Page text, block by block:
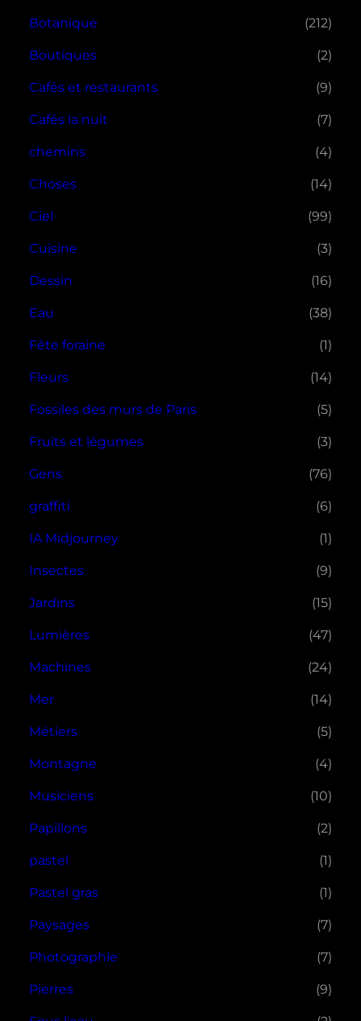
Botanique (212)
Boutiques (2)
Cafés et restaurants (9)
Cafés la nuit (7)
chemins (4)
Choses (14)
Ciel (99)
Cuisine (3)
Dessin (16)
Eau (38)
Fête foraine (1)
Fleurs (14)
Fossiles des murs de Paris (5)
Fruits et légumes (3)
Gens (76)
graffiti (6)
IA Midjourney (1)
Insectes (9)
Jardins (15)
Lumières (47)
Machines (24)
Mer (14)
Métiers (5)
Montagne (4)
Musiciens (10)
Papillons (2)
pastel (1)
Pastel gras (1)
Paysages (7)
Photographie (7)
Pierres (9)